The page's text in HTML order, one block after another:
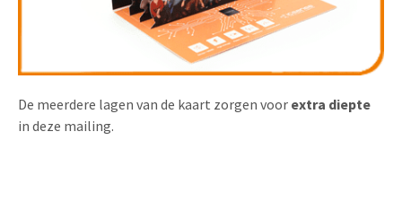
De meerdere lagen van de kaart zorgen voor extra diepte
in deze mailing.